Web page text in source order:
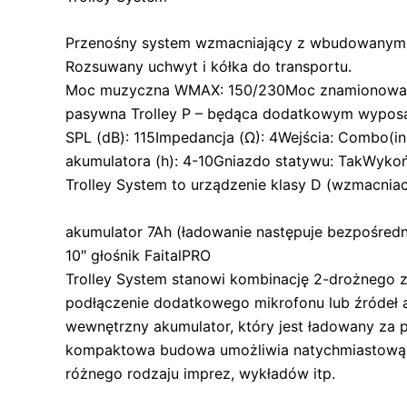
Przenośny system wzmacniający z
Rozsuwany uchwyt i kółka do transportu.
Moc muzyczna WMAX: 150/230Moc
pasywna Trolley P – będąca dodatkowym
SPL (dB): 115Impedancja (Ω): 4Wejścia:
akumulatora (h): 4-10Gniazdo statywu:
Trolley System to urządzenie klasy D
akumulator 7Ah (ładowanie następuje
10″ głośnik FaitalPRO
Trolley System stanowi kombinację 2-drożnego
podłączenie dodatkowego mikrofonu lub
wewnętrzny akumulator, który jest ładowany za
kompaktowa budowa umożliwia
różnego rodzaju imprez, wykładów itp.